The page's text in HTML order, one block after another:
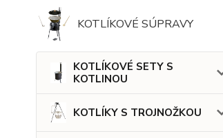
KOTLÍKOVÉ SÚPRAVY
KOTLÍKOVÉ SETY S
KOTLINOU
KOTLÍKY S TROJNOŽKOU